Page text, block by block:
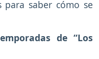
saber cómo se
de “Los